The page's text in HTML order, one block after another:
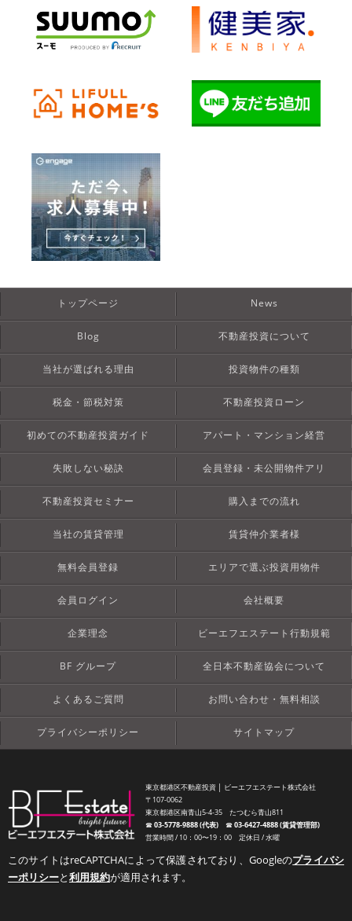
トップページ News
Blog 不動産投資について
当社が選ばれる理由 投資物件の種類
税金・節税対策 不動産投資ローン
初めての不動産投資ガイド アパート・マンション経営
失敗しない秘訣 会員登録・未公開物件アリ
不動産投資セミナー 購入までの流れ
当社の賃貸管理 賃貸仲介業者様
無料会員登録 エリアで選ぶ投資用物件
会員ログイン 会社概要
企業理念 ビーエフエステート行動規範
BF グループ 全日本不動産協会について
よくあるご質問 お問い合わせ・無料相談
プライバシーポリシー サイトマップ
東京都港区不動産投資 │ ビーエフエステート株式会社
〒107-0062
東京都港区南青山5-4-35 たつむら青山811
☎︎03-5778-9888 (代表)☎︎03-6427-4888 (賃貸管理部)
営業時間 / 10：00〜19：00 定休日 / 水曜
このサイトはreCAPTCHAによって保護されており、Googleのプライバシ
ーポリシーと利用規約が適用されます。